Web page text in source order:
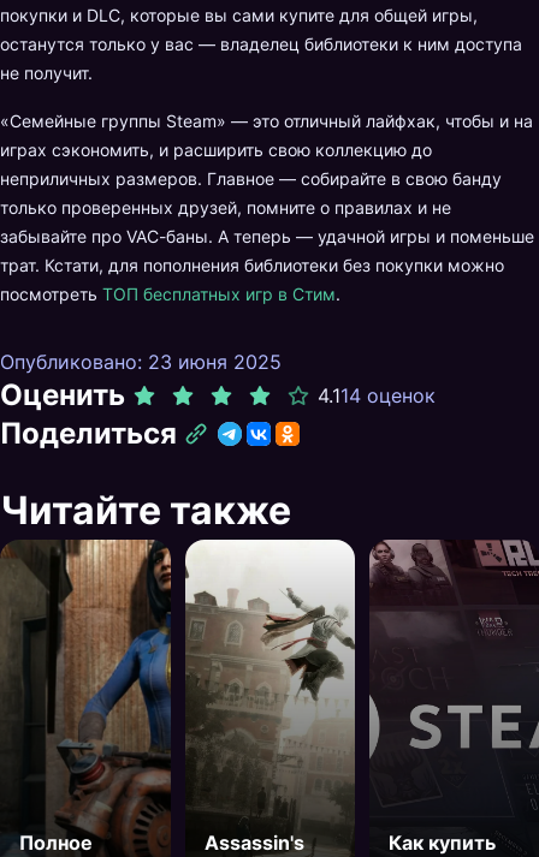
покупки и DLC, которые вы сами купите для общей игры,
останутся только у вас — владелец библиотеки к ним доступа
не получит.
«Семейные группы Steam» — это отличный лайфхак, чтобы и на
играх сэкономить, и расширить свою коллекцию до
неприличных размеров. Главное — собирайте в свою банду
только проверенных друзей, помните о правилах и не
забывайте про VAC-баны. А теперь — удачной игры и поменьше
трат. Кстати, для пополнения библиотеки без покупки можно
посмотреть ТОП бесплатных игр в Стим.
Опубликовано: 23 июня 2025
Оценить 4.114 оценок
Поделиться
Читайте также
Полное
Assassin's
Как купить